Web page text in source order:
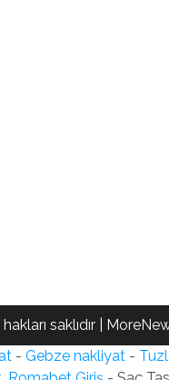
saklıdır
- Gebze nakliyat -